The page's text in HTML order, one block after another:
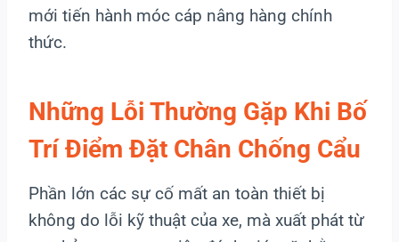
mới tiến hành móc cáp nâng hàng chính
thức.
Những Lỗi Thường Gặp Khi Bố
Trí Điểm Đặt Chân Chống Cẩu
Phần lớn các sự cố mất an toàn thiết bị
không do lỗi kỹ thuật của xe, mà xuất phát từ